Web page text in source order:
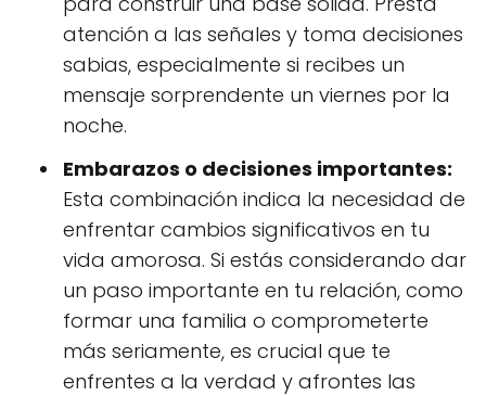
atención a las señales y toma decisiones
sabias, especialmente si recibes un
mensaje sorprendente un viernes por la
noche.
Embarazos o decisiones importantes:
Esta combinación indica la necesidad de
enfrentar cambios significativos en tu
vida amorosa. Si estás considerando dar
un paso importante en tu relación, como
formar una familia o comprometerte
más seriamente, es crucial que te
enfrentes a la verdad y afrontes las